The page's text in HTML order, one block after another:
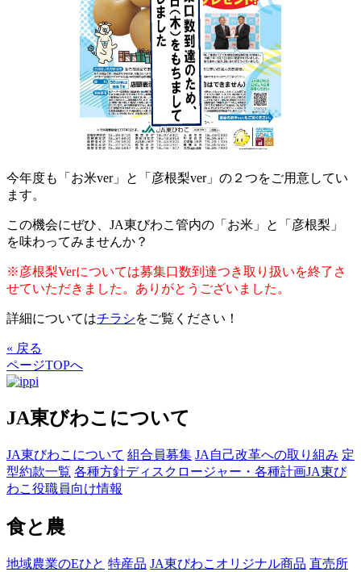
今年度も「お米ver」と「彦根梨ver」の２つをご用意してい
ます。
この機会にぜひ、JA東びわこ管内の「お米」と「彦根梨」
を味わってみませんか？
※彦根梨Verについては募集口数到達つき取り扱いを終了さ
せていただきました。ありがとうございました。
詳細についてはチラシをご覧ください！
« 戻る
ページTOPへ
JA東びわこについて
JA東びわこについて 組合員募集 JA自己改革への取り組み 定
型約款一覧 各種方針ディスクロージャー・各種計画JA東び
わこ役職員向け情報
食と農
地域農業のEひと 特産品 JA東びわこオリジナル商品 直売所